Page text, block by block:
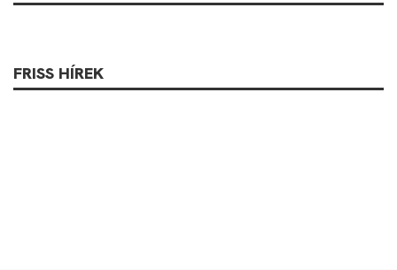
FRISS HÍREK